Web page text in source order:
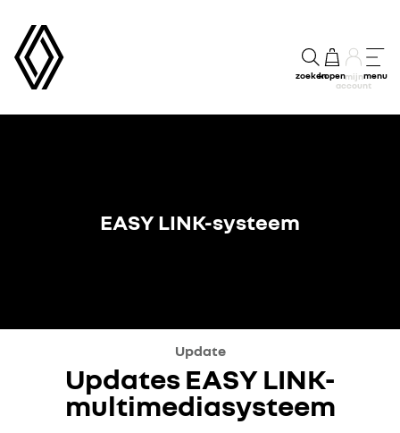
zoekenkopenmijn
account
menu
EASY LINK-systeem
Update
Updates EASY LINK-
multimediasysteem